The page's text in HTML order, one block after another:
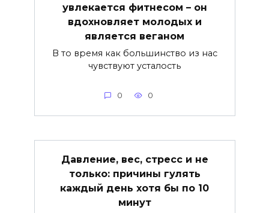
увлекается фитнесом – он
вдохновляет молодых и
является веганом
В то время как большинство из нас
чувствуют усталость
0 0
Давление, вес, стресс и не
только: причины гулять
каждый день хотя бы по 10
минут